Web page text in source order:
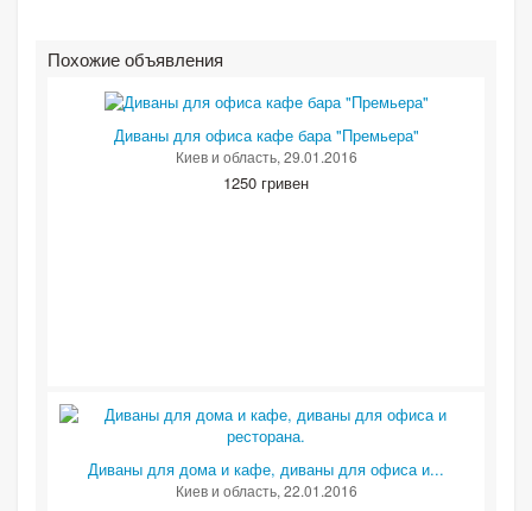
Похожие объявления
Диваны для офиса кафе бара "Премьера"
Киев и область, 29.01.2016
1250 гривен
Диваны для дома и кафе, диваны для офиса и...
Киев и область, 22.01.2016